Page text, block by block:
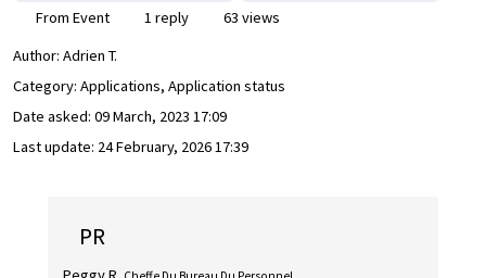
From Event 1 reply
63 views
Author: Adrien T.
Category: Applications, Application status
Date asked: 09 March, 2023 17:09
Last update: 24 February, 2026 17:39
PR